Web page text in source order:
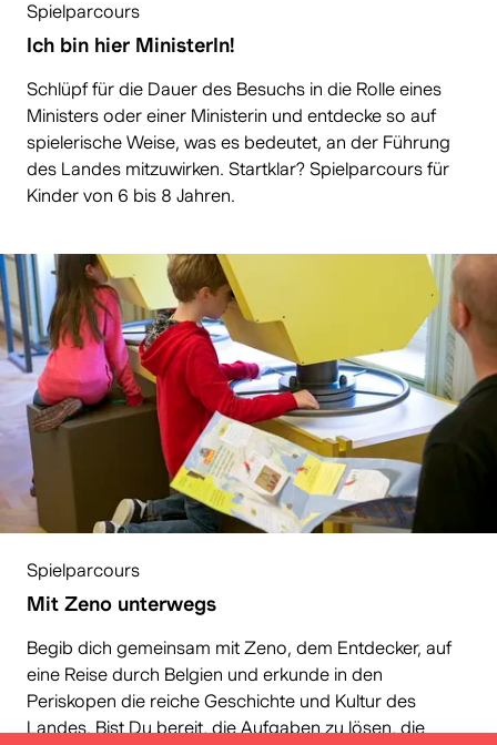
Spielparcours
Ich bin hier MinisterIn!
Schlüpf für die Dauer des Besuchs in die Rolle eines
Ministers oder einer Ministerin und entdecke so auf
spielerische Weise, was es bedeutet, an der Führung
des Landes mitzuwirken. Startklar? Spielparcours für
Kinder von 6 bis 8 Jahren.
Spielparcours
Mit Zeno unterwegs
Begib dich gemeinsam mit Zeno, dem Entdecker, auf
eine Reise durch Belgien und erkunde in den
Periskopen die reiche Geschichte und Kultur des
Landes. Bist Du bereit, die Aufgaben zu lösen, die